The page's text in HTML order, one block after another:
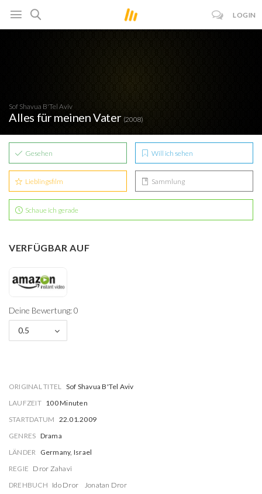
LOGIN
Sof Shavua B'Tel Aviv
Alles für meinen Vater (2008)
Gesehen Will ich sehen
Lieblingsfilm Sammlung
Schaue ich gerade
VERFÜGBAR AUF
Deine Bewertung: 0
0.5
ORIGINAL TITEL Sof Shavua B'Tel Aviv
LAUFZEIT 100 Minuten
STARTDATUM 22.01.2009
GENRES Drama
LÄNDER Germany, Israel
REGIE Dror Zahavi
DREHBUCH Ido Dror
Jonatan Dror